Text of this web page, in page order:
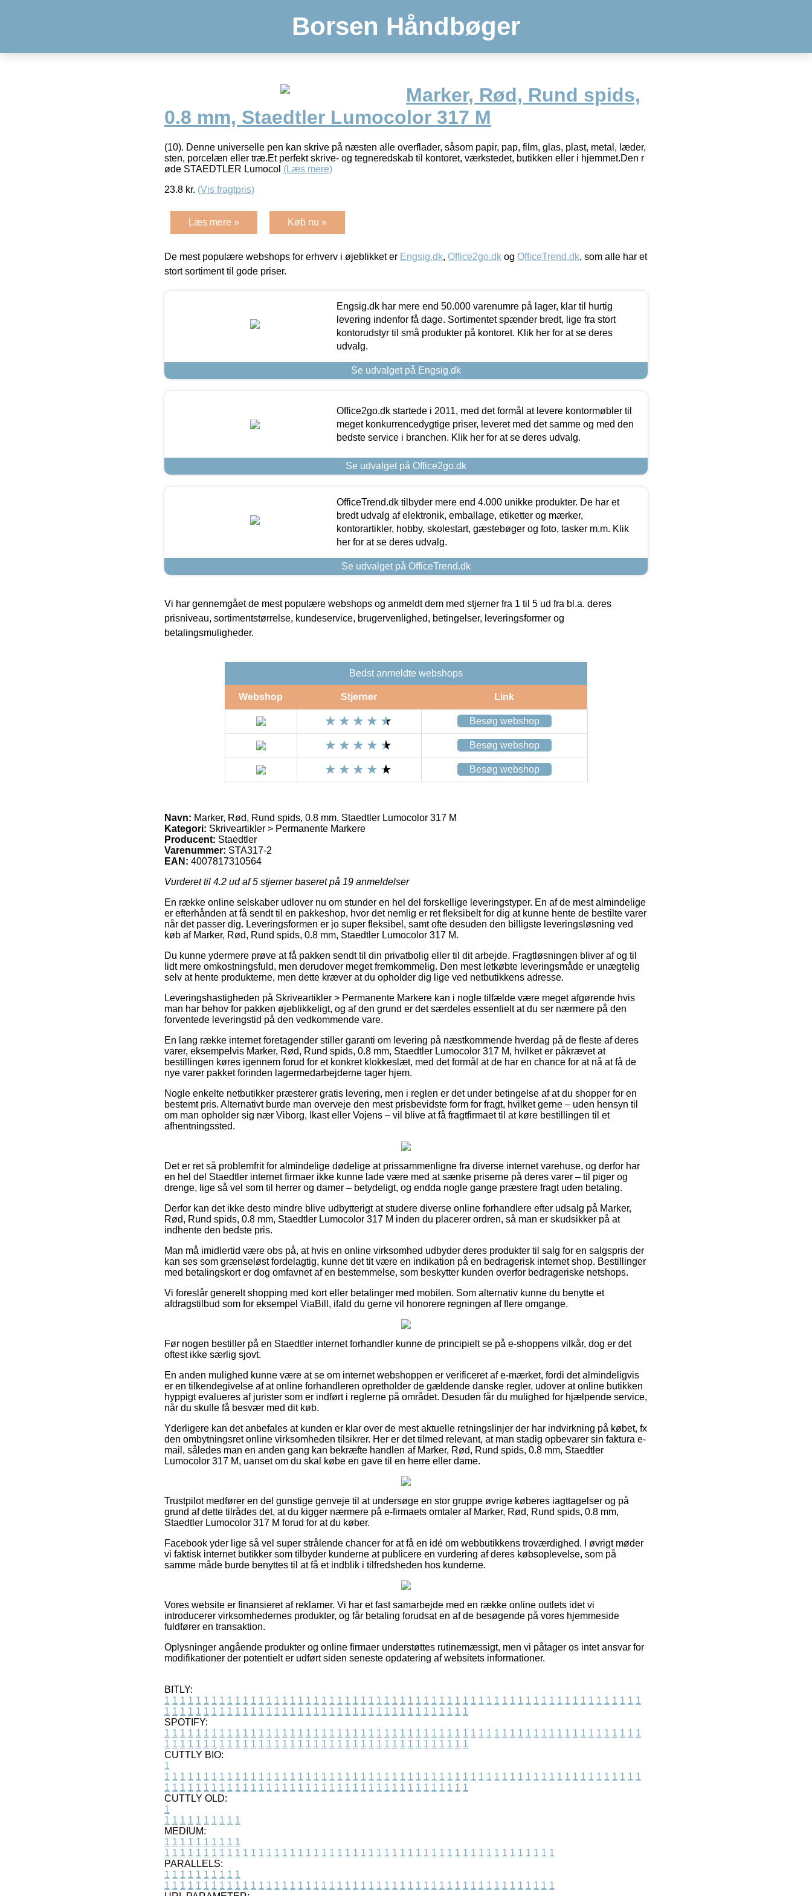
Borsen Håndbøger
Marker, Rød, Rund spids,
0.8 mm, Staedtler Lumocolor 317 M
(10). Denne universelle pen kan skrive på næsten alle overflader, såsom papir, pap, film, glas, plast, metal, læder,
sten, porcelæn eller træ.Et perfekt skrive- og tegneredskab til kontoret, værkstedet, butikken eller i hjemmet.Den r
øde STAEDTLER Lumocol (Læs mere)
23.8 kr. (Vis fragtpris)
Læs mere » Køb nu »
De mest populære webshops for erhverv i øjeblikket er Engsig.dk, Office2go.dk og OfficeTrend.dk, som alle har et
stort sortiment til gode priser.
Engsig.dk har mere end 50.000 varenumre på lager, klar til hurtig
levering indenfor få dage. Sortimentet spænder bredt, lige fra stort
kontorudstyr til små produkter på kontoret. Klik her for at se deres
udvalg.
Se udvalget på Engsig.dk
Office2go.dk startede i 2011, med det formål at levere kontormøbler til
meget konkurrencedygtige priser, leveret med det samme og med den
bedste service i branchen. Klik her for at se deres udvalg.
Se udvalget på Office2go.dk
OfficeTrend.dk tilbyder mere end 4.000 unikke produkter. De har et
bredt udvalg af elektronik, emballage, etiketter og mærker,
kontorartikler, hobby, skolestart, gæstebøger og foto, tasker m.m. Klik
her for at se deres udvalg.
Se udvalget på OfficeTrend.dk
Vi har gennemgået de mest populære webshops og anmeldt dem med stjerner fra 1 til 5 ud fra bl.a. deres
prisniveau, sortimentstørrelse, kundeservice, brugervenlighed, betingelser, leveringsformer og
betalingsmuligheder.
Bedst anmeldte webshops
Webshop Stjerner Link
Besøg webshop
Besøg webshop
Besøg webshop
Navn: Marker, Rød, Rund spids, 0.8 mm, Staedtler Lumocolor 317 M
Kategori: Skriveartikler > Permanente Markere
Producent: Staedtler
Varenummer: STA317-2
EAN: 4007817310564
Vurderet til 4.2 ud af 5 stjerner baseret på 19 anmeldelser
En række online selskaber udlover nu om stunder en hel del forskellige leveringstyper. En af de mest almindelige
er efterhånden at få sendt til en pakkeshop, hvor det nemlig er ret fleksibelt for dig at kunne hente de bestilte varer
når det passer dig. Leveringsformen er jo super fleksibel, samt ofte desuden den billigste leveringsløsning ved
køb af Marker, Rød, Rund spids, 0.8 mm, Staedtler Lumocolor 317 M.
Du kunne ydermere prøve at få pakken sendt til din privatbolig eller til dit arbejde. Fragtløsningen bliver af og til
lidt mere omkostningsfuld, men derudover meget fremkommelig. Den mest letkøbte leveringsmåde er unægtelig
selv at hente produkterne, men dette kræver at du opholder dig lige ved netbutikkens adresse.
Leveringshastigheden på Skriveartikler > Permanente Markere kan i nogle tilfælde være meget afgørende hvis
man har behov for pakken øjeblikkeligt, og af den grund er det særdeles essentielt at du ser nærmere på den
forventede leveringstid på den vedkommende vare.
En lang række internet foretagender stiller garanti om levering på næstkommende hverdag på de fleste af deres
varer, eksempelvis Marker, Rød, Rund spids, 0.8 mm, Staedtler Lumocolor 317 M, hvilket er påkrævet at
bestillingen køres igennem forud for et konkret klokkeslæt, med det formål at de har en chance for at nå at få de
nye varer pakket forinden lagermedarbejderne tager hjem.
Nogle enkelte netbutikker præsterer gratis levering, men i reglen er det under betingelse af at du shopper for en
bestemt pris. Alternativt burde man overveje den mest prisbevidste form for fragt, hvilket gerne – uden hensyn til
om man opholder sig nær Viborg, Ikast eller Vojens – vil blive at få fragtfirmaet til at køre bestillingen til et
afhentningssted.
Det er ret så problemfrit for almindelige dødelige at prissammenligne fra diverse internet varehuse, og derfor har
en hel del Staedtler internet firmaer ikke kunne lade være med at sænke priserne på deres varer – til piger og
drenge, lige så vel som til herrer og damer – betydeligt, og endda nogle gange præstere fragt uden betaling.
Derfor kan det ikke desto mindre blive udbytterigt at studere diverse online forhandlere efter udsalg på Marker,
Rød, Rund spids, 0.8 mm, Staedtler Lumocolor 317 M inden du placerer ordren, så man er skudsikker på at
indhente den bedste pris.
Man må imidlertid være obs på, at hvis en online virksomhed udbyder deres produkter til salg for en salgspris der
kan ses som grænseløst fordelagtig, kunne det tit være en indikation på en bedragerisk internet shop. Bestillinger
med betalingskort er dog omfavnet af en bestemmelse, som beskytter kunden overfor bedrageriske netshops.
Vi foreslår generelt shopping med kort eller betalinger med mobilen. Som alternativ kunne du benytte et
afdragstilbud som for eksempel ViaBill, ifald du gerne vil honorere regningen af flere omgange.
Før nogen bestiller på en Staedtler internet forhandler kunne de principielt se på e-shoppens vilkår, dog er det
oftest ikke særlig sjovt.
En anden mulighed kunne være at se om internet webshoppen er verificeret af e-mærket, fordi det almindeligvis
er en tilkendegivelse af at online forhandleren opretholder de gældende danske regler, udover at online butikken
hyppigt evalueres af jurister som er indført i reglerne på området. Desuden får du mulighed for hjælpende service,
når du skulle få besvær med dit køb.
Yderligere kan det anbefales at kunden er klar over de mest aktuelle retningslinjer der har indvirkning på købet, fx
den ombytningsret online virksomheden tilsikrer. Her er det tilmed relevant, at man stadig opbevarer sin faktura e-
mail, således man en anden gang kan bekræfte handlen af Marker, Rød, Rund spids, 0.8 mm, Staedtler
Lumocolor 317 M, uanset om du skal købe en gave til en herre eller dame.
Trustpilot medfører en del gunstige genveje til at undersøge en stor gruppe øvrige køberes iagttagelser og på
grund af dette tilrådes det, at du kigger nærmere på e-firmaets omtaler af Marker, Rød, Rund spids, 0.8 mm,
Staedtler Lumocolor 317 M forud for at du køber.
Facebook yder lige så vel super strålende chancer for at få en idé om webbutikkens troværdighed. I øvrigt møder
vi faktisk internet butikker som tilbyder kunderne at publicere en vurdering af deres købsoplevelse, som på
samme måde burde benyttes til at få et indblik i tilfredsheden hos kunderne.
Vores website er finansieret af reklamer. Vi har et fast samarbejde med en række online outlets idet vi
introducerer virksomhedernes produkter, og får betaling forudsat en af de besøgende på vores hjemmeside
fuldfører en transaktion.
Oplysninger angående produkter og online firmaer understøttes rutinemæssigt, men vi påtager os intet ansvar for
modifikationer der potentielt er udført siden seneste opdatering af websitets informationer.
BITLY:
1 1 1 1 1 1 1 1 1 1 1 1 1 1 1 1 1 1 1 1 1 1 1 1 1 1 1 1 1 1 1 1 1 1 1 1 1 1 1 1 1 1 1 1 1 1 1 1 1 1 1 1 1 1 1 1 1 1 1 1 1
1 1 1 1 1 1 1 1 1 1 1 1 1 1 1 1 1 1 1 1 1 1 1 1 1 1 1 1 1 1 1 1 1 1 1 1 1 1 1
SPOTIFY:
1 1 1 1 1 1 1 1 1 1 1 1 1 1 1 1 1 1 1 1 1 1 1 1 1 1 1 1 1 1 1 1 1 1 1 1 1 1 1 1 1 1 1 1 1 1 1 1 1 1 1 1 1 1 1 1 1 1 1 1 1
1 1 1 1 1 1 1 1 1 1 1 1 1 1 1 1 1 1 1 1 1 1 1 1 1 1 1 1 1 1 1 1 1 1 1 1 1 1 1
CUTTLY BIO:
1
1 1 1 1 1 1 1 1 1 1 1 1 1 1 1 1 1 1 1 1 1 1 1 1 1 1 1 1 1 1 1 1 1 1 1 1 1 1 1 1 1 1 1 1 1 1 1 1 1 1 1 1 1 1 1 1 1 1 1 1 1
1 1 1 1 1 1 1 1 1 1 1 1 1 1 1 1 1 1 1 1 1 1 1 1 1 1 1 1 1 1 1 1 1 1 1 1 1 1 1
CUTTLY OLD:
1
1 1 1 1 1 1 1 1 1 1
MEDIUM:
1 1 1 1 1 1 1 1 1 1
1 1 1 1 1 1 1 1 1 1 1 1 1 1 1 1 1 1 1 1 1 1 1 1 1 1 1 1 1 1 1 1 1 1 1 1 1 1 1 1 1 1 1 1 1 1 1 1 1 1
PARALLELS:
1 1 1 1 1 1 1 1 1 1
1 1 1 1 1 1 1 1 1 1 1 1 1 1 1 1 1 1 1 1 1 1 1 1 1 1 1 1 1 1 1 1 1 1 1 1 1 1 1 1 1 1 1 1 1 1 1 1 1 1